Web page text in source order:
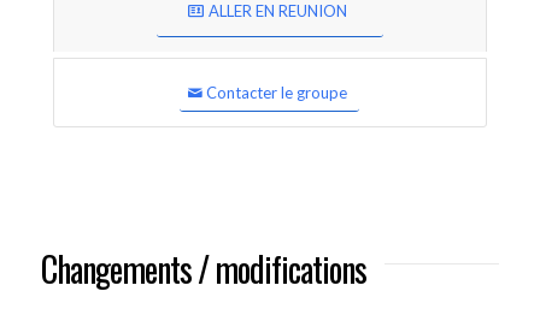
ALLER EN REUNION
Contacter le groupe
Changements / modifications